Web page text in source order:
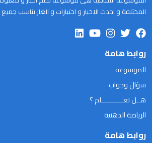
المختلفة و احدث الاخبار و اختبارات و الغاز تناسب جميع
روابط هامة
الموسوعة
سؤال وجواب
هــل تعـــــــــــلم ؟
الرياضة الذهنية
روابط هامة